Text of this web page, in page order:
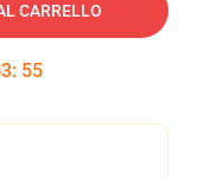
CARRELLO
: 54